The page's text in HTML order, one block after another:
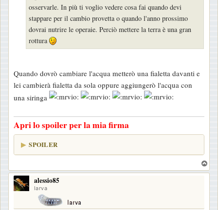
osservarle. In più ti voglio vedere cosa fai quando devi
stappare per il cambio provetta o quando l'anno prossimo
dovrai nutrire le operaie. Perciò mettere la terra è una gran
rottura
Quando dovrò cambiare l'acqua metterò una fialetta davanti e
lei cambierà fialetta da sola oppure aggiungerò l'acqua con
una siringa
Apri lo spoiler per la mia firma
SPOILER
o
alessio85
larva